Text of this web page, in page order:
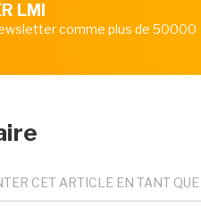
LMI
comme plus de 50000
CET ARTICLE EN TANT QUE